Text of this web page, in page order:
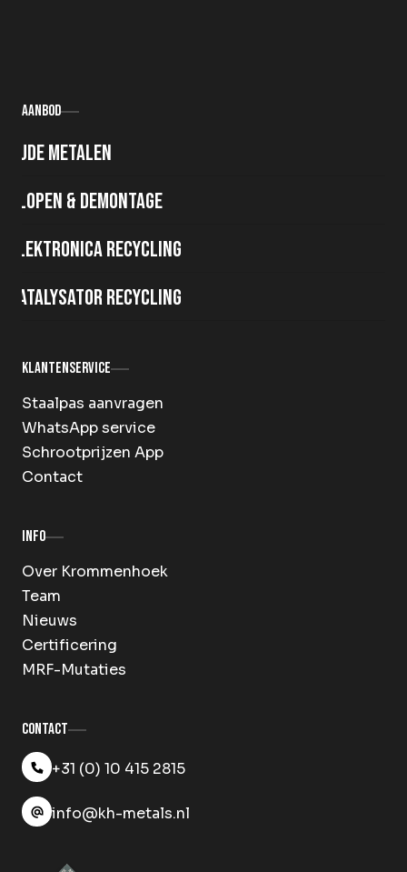
Aanbod
Oude metalen
Slopen & demontage
Elektronica recycling
Katalysator recycling
Klantenservice
Staalpas aanvragen
WhatsApp service
Schrootprijzen App
Contact
Info
Over Krommenhoek
Team
Nieuws
Certificering
MRF-Mutaties
Contact
+31 (0) 10 415 2815
info@kh-metals.nl